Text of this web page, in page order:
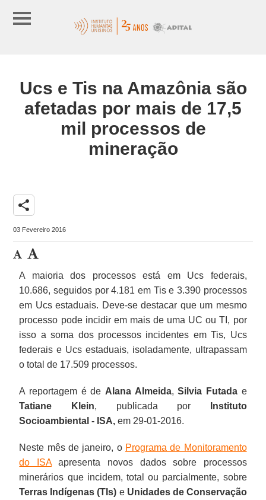
Ucs e Tis na Amazônia são
afetadas por mais de 17,5
mil processos de
mineração
share
03 Fevereiro 2016
A maioria dos processos está em Ucs federais,
10.686, seguidos por 4.181 em Tis e 3.390 processos
em Ucs estaduais. Deve-se destacar que um mesmo
processo pode incidir em mais de uma UC ou TI, por
isso a soma dos processos incidentes em Tis, Ucs
federais e Ucs estaduais, isoladamente, ultrapassam
o total de 17.509 processos.
A reportagem é de Alana Almeida,Silvia Futadae
Tatiane Klein, publicada por
Instituto
Socioambiental - ISA, em 29-01-2016.
Neste mês de janeiro, o Programa de Monitoramento
do ISAapresenta novos dados sobre processos
minerários que incidem, total ou parcialmente, sobre
Terras Indígenas (TIs) e Unidades de Conservação